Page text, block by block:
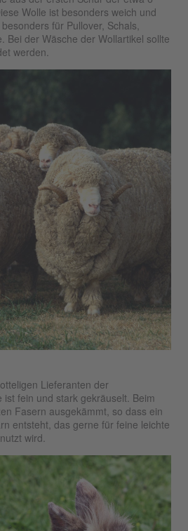
Wolle ist besonders weich und
für Pullover, Schals,
Bei der Wäsche der Wollartikel sollte
werden.
Lieferanten der
ist fein und stark gekräuselt. Beim
Fasern ausgekämmt, so dass ein
entsteht, das gerne für feine leichte
wird.